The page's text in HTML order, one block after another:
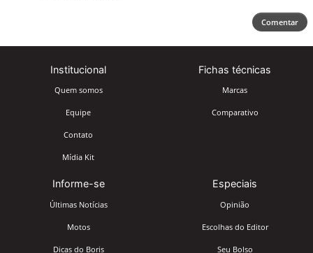
Comentar
Institucional
Quem somos
Equipe
Contato
Mídia Kit
Fichas técnicas
Marcas
Comparativo
Informe-se
Últimas Notícias
Motos
Dicas do Boris
Especiais
Opinião
Escolhas do Editor
Seu Bolso